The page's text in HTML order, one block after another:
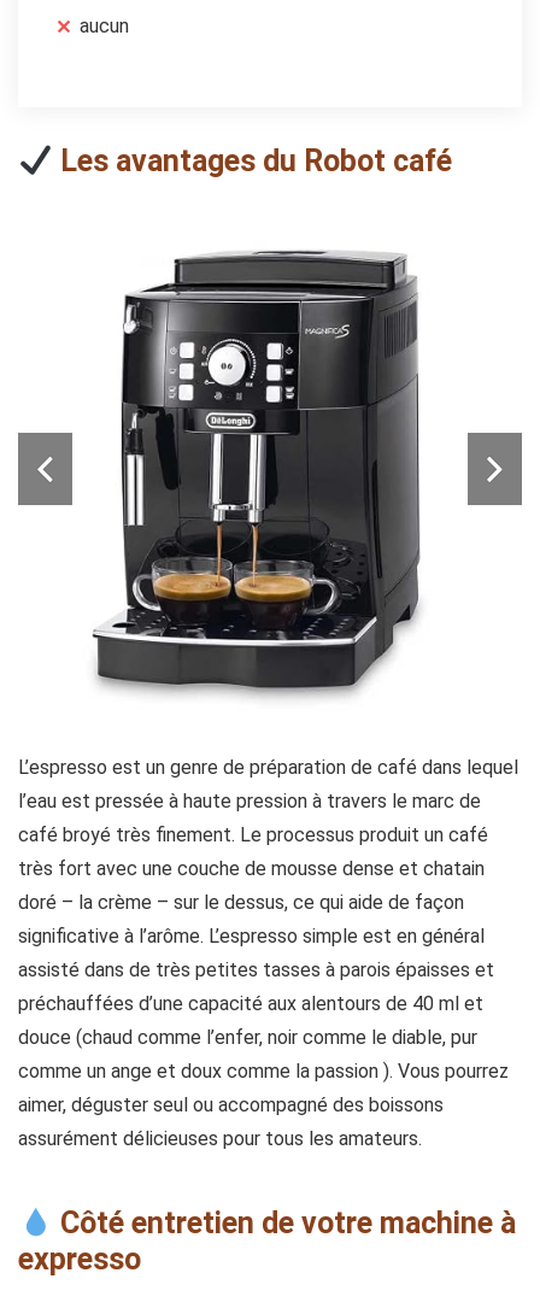
aucun
Les avantages du Robot café
L’espresso est un genre de préparation de café dans lequel
l’eau est pressée à haute pression à travers le marc de
café broyé très finement. Le processus produit un café
très fort avec une couche de mousse dense et chatain
doré – la crème – sur le dessus, ce qui aide de façon
significative à l’arôme. L’espresso simple est en général
assisté dans de très petites tasses à parois épaisses et
préchauffées d’une capacité aux alentours de 40 ml et
douce (chaud comme l’enfer, noir comme le diable, pur
comme un ange et doux comme la passion ). Vous pourrez
aimer, déguster seul ou accompagné des boissons
assurément délicieuses pour tous les amateurs.
Côté entretien de votre machine à
expresso